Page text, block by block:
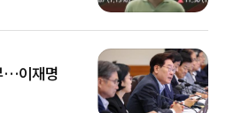
…이재명